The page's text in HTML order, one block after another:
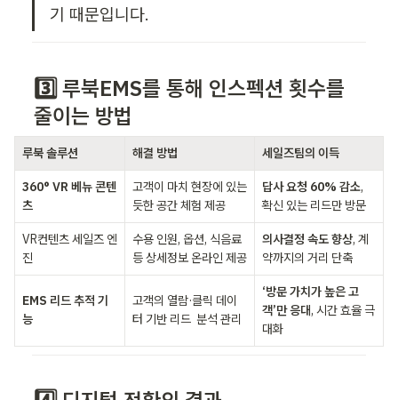
기 때문입니다.
3️⃣ 루북EMS를 통해 인스펙션 횟수를
줄이는 방법
루북 솔루션 해결 방법 세일즈팀의 이득
360° VR 베뉴 콘텐
츠
고객이 마치 현장에 있는
듯한 공간 체험 제공
답사 요청 60% 감소,
확신 있는 리드만 방문
VR컨텐츠 세일즈 엔
진
수용 인원, 옵션, 식음료
등 상세정보 온라인 제공
의사결정 속도 향상, 계
약까지의 거리 단축
EMS 리드 추적 기
능
고객의 열람·클릭 데이
터 기반 리드  분석 관리
‘방문 가치가 높은 고
객’만 응대, 시간 효율 극
대화